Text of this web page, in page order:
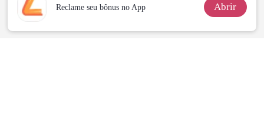
Reclame seu bônus no App Abrir